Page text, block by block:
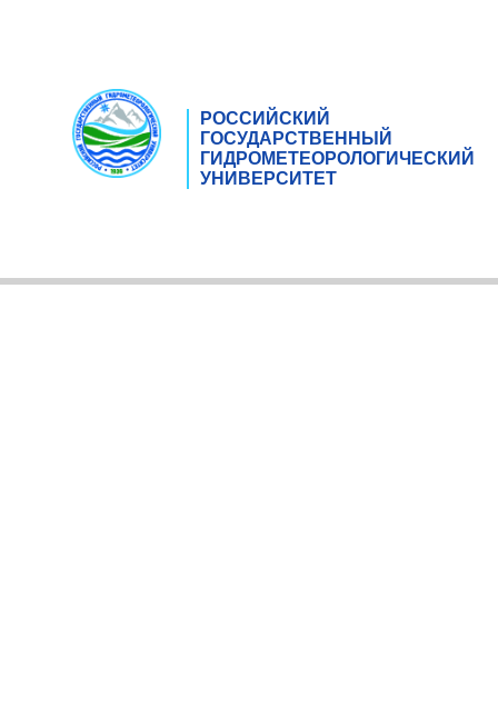
РОССИЙСКИЙ
ГОСУДАРСТВЕННЫЙ
ГИДРОМЕТЕОРОЛОГИЧЕСКИЙ
УНИВЕРСИТЕТ